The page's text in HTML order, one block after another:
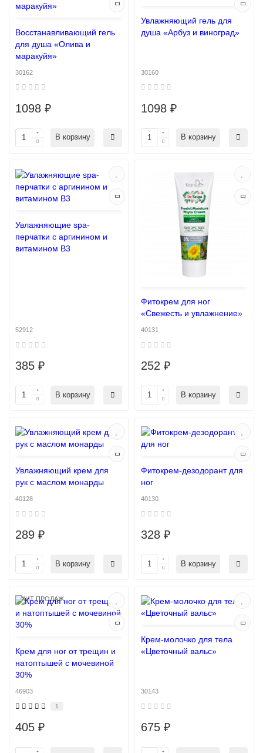
Восстанавливающий гель
для душа «Олива и
маракуйя»
30162
1098 ₽
В корзину
Увлажняющий гель для
душа «Арбуз и виноград»
30160
1098 ₽
В корзину
Увлажняющие spa-
перчатки с аргинином и
витамином В3
52912
385 ₽
В корзину
Фитокрем для ног
«Свежесть и увлажнение»
40131
252 ₽
В корзину
Увлажняющий крем для
рук с маслом монарды
40128
289 ₽
В корзину
Фитокрем-дезодорант для
ног
40130
328 ₽
В корзину
ХИТ ПРОДАЖ
Крем для ног от трещин и
натоптышей с мочевиной
30%
46903
1
405 ₽
Крем-молочко для тела
«Цветочный вальс»
30143
675 ₽